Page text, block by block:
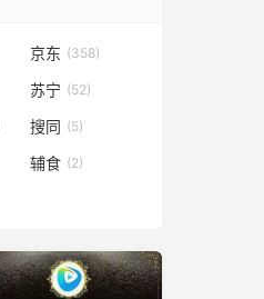
京东 (358)
苏宁 (52)
搜同 (5)
辅食 (2)